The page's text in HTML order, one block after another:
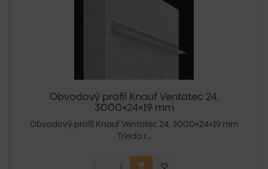
Obvodový profil Knauf Ventatec 24,
3000×24×19 mm
Obvodový profil Knauf Ventatec 24, 3000×24×19 mm
Trieda r...